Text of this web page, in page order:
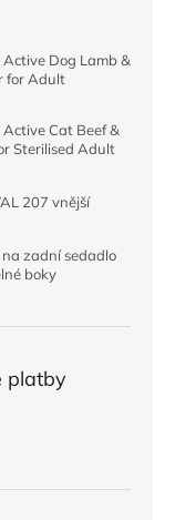
Dog Lamb &
for Adult
Cat Beef &
Sterilised Adult
207 vnější
na zadní sedadlo
boky
platby